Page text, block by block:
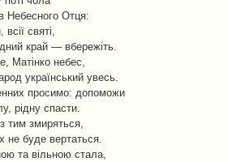
в Небесного Отця:
святі,
край — вбережіть.
Матінко небес,
український увесь.
просимо: допоможи
рідну спасти.
тим змиряться,
не буде вертаться.
та вільною стала,